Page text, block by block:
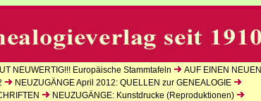
NEUWERTIG!!! Europäische Stammtafeln
AUF EINEN NEUEN
NEUZUGÄNGE April 2012: QUELLEN zur GENEALOGIE
NEUZUGÄNGE: Kunstdrucke (Reproduktionen)